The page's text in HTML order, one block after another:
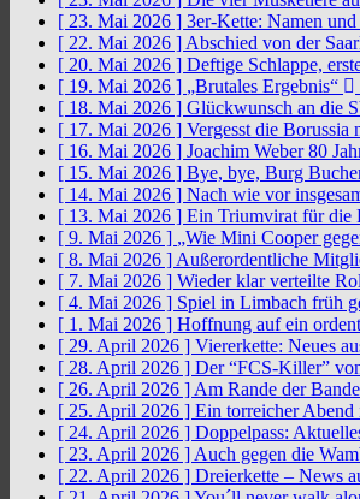
[ 23. Mai 2026 ] 3er-Kette: Namen
[ 22. Mai 2026 ] Abschied von der
[ 20. Mai 2026 ] Deftige Schlappe,
[ 19. Mai 2026 ] „Brutales Ergebnis“
[ 18. Mai 2026 ] Glückwunsch an die
[ 17. Mai 2026 ] Vergesst die Borussia
[ 16. Mai 2026 ] Joachim Weber 80
[ 15. Mai 2026 ] Bye, bye, Burg
[ 14. Mai 2026 ] Nach wie vor
[ 13. Mai 2026 ] Ein Triumvirat für die
[ 9. Mai 2026 ] „Wie Mini Cooper
[ 8. Mai 2026 ] Außerordentliche
[ 7. Mai 2026 ] Wieder klar verteilte
[ 4. Mai 2026 ] Spiel in Limbach früh
[ 1. Mai 2026 ] Hoffnung auf ein
[ 29. April 2026 ] Viererkette: Neues
[ 28. April 2026 ] Der “FCS-Killer”
[ 26. April 2026 ] Am Rande der
[ 25. April 2026 ] Ein torreicher Abend
[ 24. April 2026 ] Doppelpass:
[ 23. April 2026 ] Auch gegen die
[ 22. April 2026 ] Dreierkette – News